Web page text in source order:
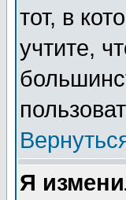
тот, в
учтите,
Я